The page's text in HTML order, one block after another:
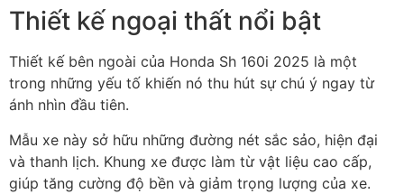
Thiết kế ngoại thất nổi bật
Thiết kế bên ngoài của Honda Sh 160i 2025 là một
trong những yếu tố khiến nó thu hút sự chú ý ngay từ
ánh nhìn đầu tiên.
Mẫu xe này sở hữu những đường nét sắc sảo, hiện đại
và thanh lịch. Khung xe được làm từ vật liệu cao cấp,
giúp tăng cường độ bền và giảm trọng lượng của xe.